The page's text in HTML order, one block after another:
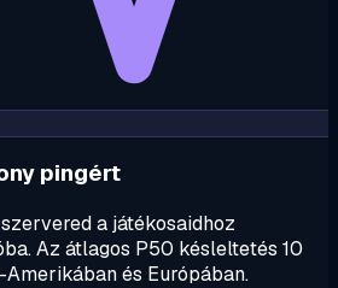
pingért
a játékosaidhoz
Az átlagos P50 késleltetés 10
és Európában.